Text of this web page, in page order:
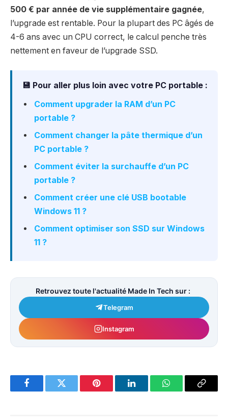
500 € par année de vie supplémentaire gagnée,
l’upgrade est rentable. Pour la plupart des PC âgés de
4-6 ans avec un CPU correct, le calcul penche très
nettement en faveur de l’upgrade SSD.
💾 Pour aller plus loin avec votre PC portable :
Comment upgrader la RAM d’un PC
portable ?
Comment changer la pâte thermique d’un
PC portable ?
Comment éviter la surchauffe d’un PC
portable ?
Comment créer une clé USB bootable
Windows 11 ?
Comment optimiser son SSD sur Windows
11 ?
Retrouvez toute l'actualité Made In Tech sur :
Telegram
Instagram
FacebookTwitter Pinterest LinkedInWhatsAppCopy